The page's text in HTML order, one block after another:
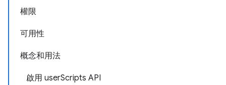
權限
可用性
概念和用法
啟用 userScripts API